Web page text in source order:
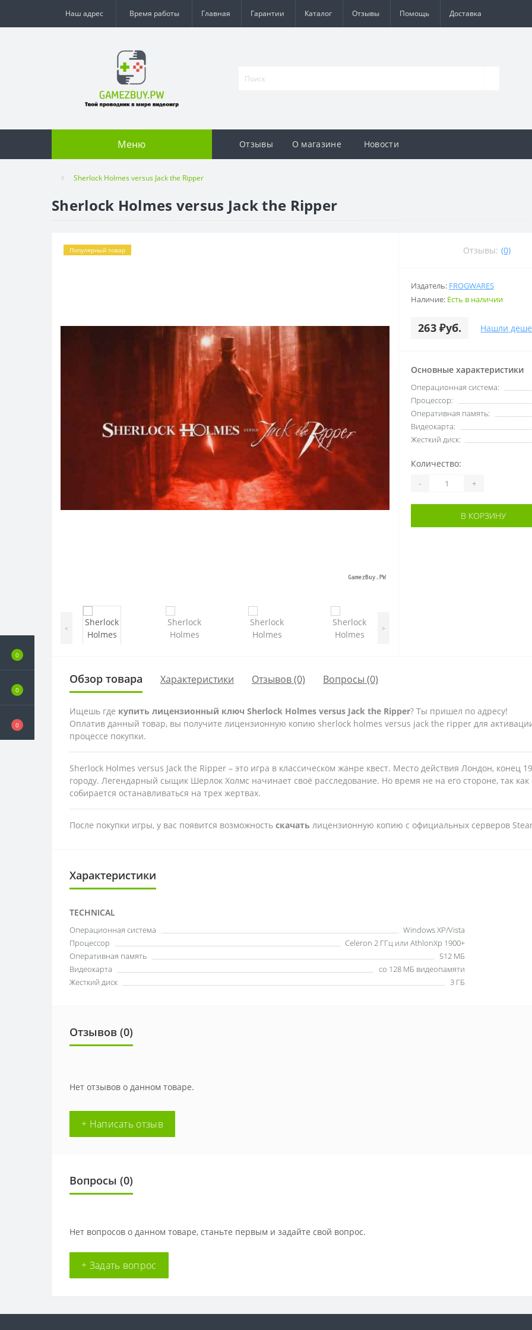
0
0
0
Наш адрес Время работы Главная Гарантии Каталог Отзывы Помощь Доставка
Меню Отзывы О магазине Новости
Sherlock Holmes versus Jack the Ripper
Sherlock Holmes versus Jack the Ripper
Популярный товар
< >
Отзывы: (0)
Издатель: FROGWARES
Наличие: Есть в наличии
263 ₽уб. Нашли
Основные характеристики
Операционная система:
Процессор:
Оперативная память:
Видеокарта:
Жесткий диск:
Количество:
- +
В КОРЗИНУ
Обзор товара Характеристики Отзывов (0) Вопросы (0)
Ищешь где купить лицензионный ключ Sherlock Holmes versus Jack the Ripper? Ты пришел по адресу!
Оплатив данный товар, вы получите лицензионную копию sherlock holmes versus jack the ripper для
процессе покупки.
Sherlock Holmes versus Jack the Ripper – это игра в классическом жанре квест. Место действия Лондон, конец
городу. Легендарный сыщик Шерлок Холмс начинает своё расследование. Но время не на его стороне, так
собирается останавливаться на трех жертвах.
После покупки игры, у вас появится возможность скачать лицензионную копию с официальных серверов
Характеристики
TECHNICAL
Операционная система
Windows XP/Vista
Процессор
Celeron 2 ГГц или AthlonXp 1900+
Оперативная память
512 МБ
Видеокарта
со 128 МБ видеопамяти
Жесткий диск
3 ГБ
Отзывов (0)
Нет отзывов о данном товаре.
+ Написать отзыв
Вопросы (0)
Нет вопросов о данном товаре, станьте первым и задайте свой вопрос.
+ Задать вопрос